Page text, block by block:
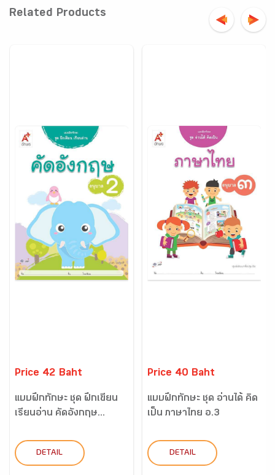
Related Products
Price 42 Baht
แบบฝึกทักษะ ชุด ฝึกเขียน
เรียนอ่าน คัดอังกฤษ...
DETAIL
Price 40 Baht
แบบฝึกทักษะ ชุด อ่านได้ คิด
เป็น ภาษาไทย อ.3
DETAIL